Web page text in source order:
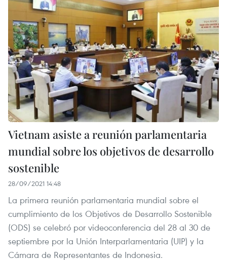
Vietnam asiste a reunión parlamentaria
mundial sobre los objetivos de desarrollo
sostenible
28/09/2021 14:48
La primera reunión parlamentaria mundial sobre el
cumplimiento de los Objetivos de Desarrollo Sostenible
(ODS) se celebró por videoconferencia del 28 al 30 de
septiembre por la Unión Interparlamentaria (UIP) y la
Cámara de Representantes de Indonesia.